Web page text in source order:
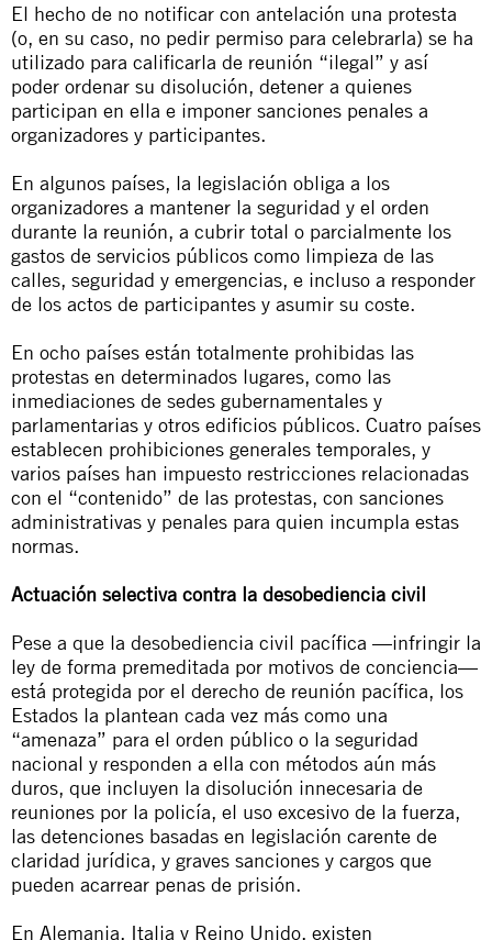
El hecho de no notificar con antelación una protesta
(o, en su caso, no pedir permiso para celebrarla) se ha
utilizado para calificarla de reunión “ilegal” y así
poder ordenar su disolución, detener a quienes
participan en ella e imponer sanciones penales a
organizadores y participantes.
En algunos países, la legislación obliga a los
organizadores a mantener la seguridad y el orden
durante la reunión, a cubrir total o parcialmente los
gastos de servicios públicos como limpieza de las
calles, seguridad y emergencias, e incluso a responder
de los actos de participantes y asumir su coste.
En ocho países están totalmente prohibidas las
protestas en determinados lugares, como las
inmediaciones de sedes gubernamentales y
parlamentarias y otros edificios públicos. Cuatro países
establecen prohibiciones generales temporales, y
varios países han impuesto restricciones relacionadas
con el “contenido” de las protestas, con sanciones
administrativas y penales para quien incumpla estas
normas.
Actuación selectiva contra la desobediencia civil
Pese a que la desobediencia civil pacífica —infringir la
ley de forma premeditada por motivos de conciencia—
está protegida por el derecho de reunión pacífica, los
Estados la plantean cada vez más como una
“amenaza” para el orden público o la seguridad
nacional y responden a ella con métodos aún más
duros, que incluyen la disolución innecesaria de
reuniones por la policía, el uso excesivo de la fuerza,
las detenciones basadas en legislación carente de
claridad jurídica, y graves sanciones y cargos que
pueden acarrear penas de prisión.
En Alemania, Italia y Reino Unido, existen